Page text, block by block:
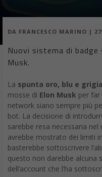
DA FRANCESCO MARINO |
Nuovi sistema di badge
Musk.
La spunta oro, blu e
mosse di Elon Musk per far
network siano sempre più
bot. La decisione di
sarebbe resa necessaria
avrebbe mostrato dei limiti
basterebbe sottoscrivere
questo non darebbe alcuna
dell’account che l’ha